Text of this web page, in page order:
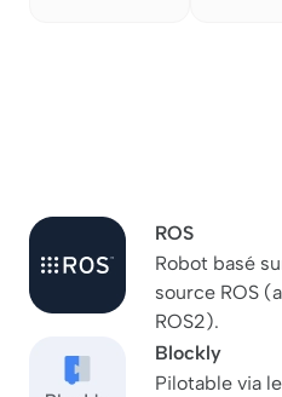
ROS
Robot basé
source ROS
ROS2).
Blockly
Pilotable via